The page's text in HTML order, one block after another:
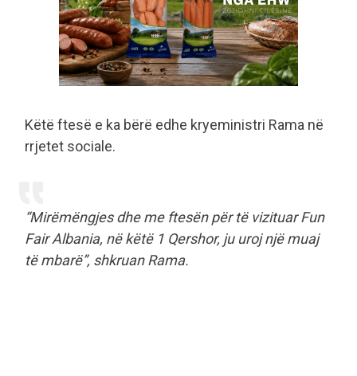
Këtë ftesë e ka bërë edhe kryeministri Rama në
rrjetet sociale.
“Mirëmëngjes dhe me ftesën për të vizituar Fun
Fair Albania, në këtë 1 Qershor, ju uroj një muaj
të mbarë”, shkruan Rama.